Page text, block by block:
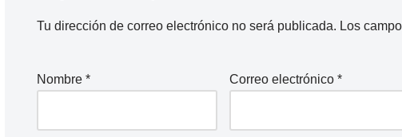
Tu dirección de correo electrónico no será publicada. Los
Nombre * Correo electrónico *